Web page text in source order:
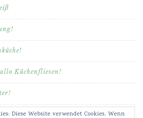
Küchenfliesen!
Diese Website verwendet Cookies. Wenn